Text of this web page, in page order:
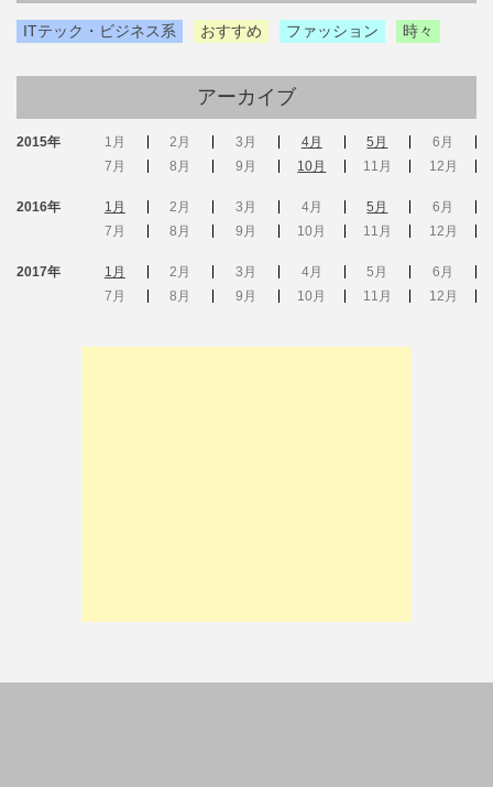
ITテック・ビジネス系 おすすめ ファッション 時々
アーカイブ
2015年 1月 2月 3月 4月 5月
6月
7月
8月 9月 10月 11月 12月
2016年 1月 2月 3月 4月 5月
6月
7月
8月 9月 10月 11月 12月
2017年 1月 2月 3月 4月 5月
6月
7月
8月 9月 10月 11月 12月